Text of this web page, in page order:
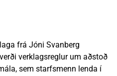
frá Jóni Svanberg
verklagsreglur um aðstoð
sem starfsmenn lenda í